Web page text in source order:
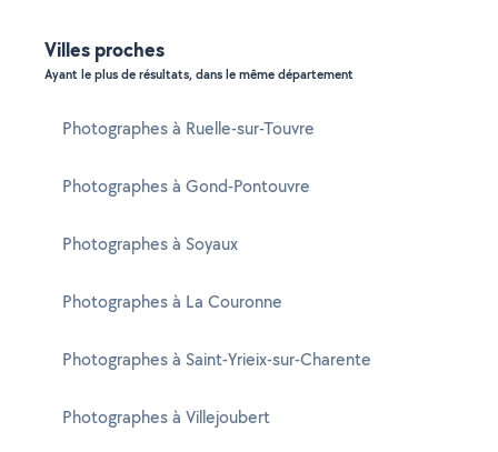
Villes proches
Ayant le plus de résultats, dans le même département
Photographes à Ruelle-sur-Touvre
Photographes à Gond-Pontouvre
Photographes à Soyaux
Photographes à La Couronne
Photographes à Saint-Yrieix-sur-Charente
Photographes à Villejoubert